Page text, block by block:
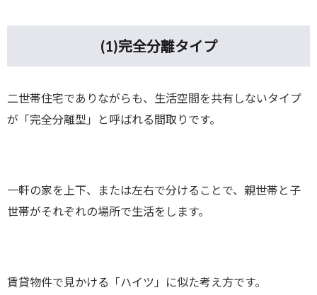
(1)完全分離タイプ
二世帯住宅でありながらも、生活空間を共有しないタイプ
が「完全分離型」と呼ばれる間取りです。
一軒の家を上下、または左右で分けることで、親世帯と子
世帯がそれぞれの場所で生活をします。
賃貸物件で見かける「ハイツ」に似た考え方です。